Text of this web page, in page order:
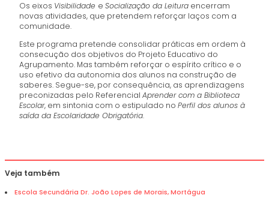
Os eixos Visibilidade eSocialização da Leitura encerram
novas atividades, que pretendem reforçar laços com a
comunidade.
Este programa pretende consolidar práticas em ordem à
consecução dos objetivos do Projeto Educativo do
Agrupamento. Mas também reforçar o espírito crítico e o
uso efetivo da autonomia dos alunos na construção de
saberes. Segue-se, por consequência, as aprendizagens
preconizadas pelo ReferencialAprender com a Biblioteca
Escolar, em sintonia com o estipulado noPerfil dos alunos à
saída da Escolaridade Obrigatória.
Veja também
Escola Secundária Dr. João Lopes de Morais, Mortágua